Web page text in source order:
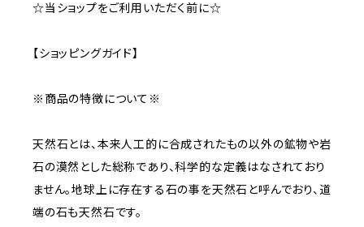
☆当ショップをご利用いただく前に☆
【ショッピングガイド】
※商品の特徴について※
天然石とは、本来人工的に合成されたもの以外の鉱物や岩
石の漠然とした総称であり、科学的な定義はなされており
ません。地球上に存在する石の事を天然石と呼んでおり、道
端の石も天然石です。